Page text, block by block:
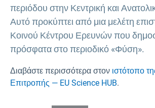
περιόδου στην Κεντρική και
Αυτό προκύπτει από μια μελέτη
Κοινού Κέντρου Ερευνών που
πρόσφατα στο περιοδικό «Φύση».
Διαβάστε περισσότερα στον ιστότοπο
Επιτροπής — EU Science HUB.